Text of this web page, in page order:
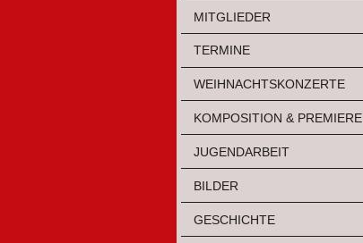
MITGLIEDER
TERMINE
WEIHNACHTSKONZERTE
KOMPOSITION & PREMIERE
JUGENDARBEIT
BILDER
GESCHICHTE